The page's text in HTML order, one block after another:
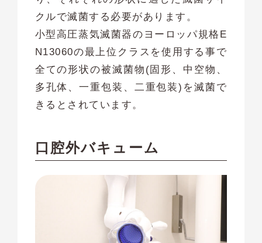
クルで滅菌する必要があります。
小型高圧蒸気滅菌器のヨーロッパ規格E
N13060の最上位クラスを使用する事で
全ての形状の被滅菌物(固形、中空物、
多孔体、一重包装、二重包装)を滅菌で
きるとされています。
口腔外バキューム